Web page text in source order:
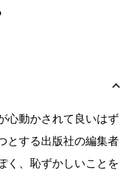
心動かされて良いはず
とする出版社の編集者
く、恥ずかしいことを